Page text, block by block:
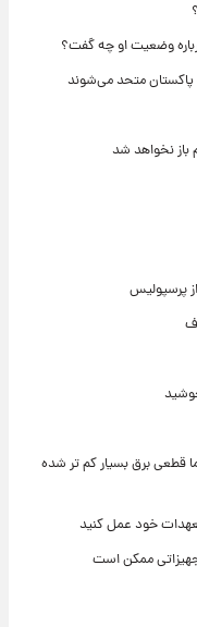
وضعیت او چه گفت؟
پاکستان متحد می‌شوند
باز نخواهد شد
پرسپولیس
قطعی برق بسیار کم تر شده
تعهدات خود عمل کنید
ممکن است